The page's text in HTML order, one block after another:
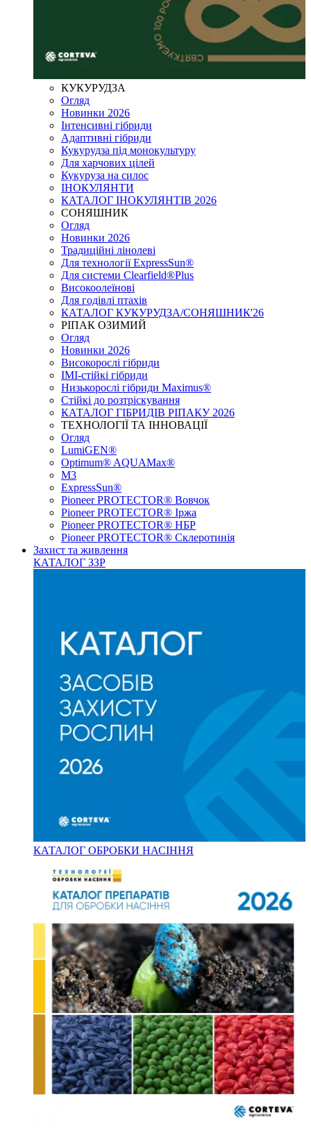
КУКУРУДЗА
Огляд
Новинки 2026
Інтенсивні гібриди
Адаптивні гібриди
Кукурудза під монокультуру
Для харчових цілей
Кукуруза на силос
ІНОКУЛЯНТИ
КАТАЛОГ ІНОКУЛЯНТІВ 2026
СОНЯШНИК
Огляд
Новинки 2026
Традиційні лінолеві
Для технології ExpressSun®
Для системи Clearfield®Plus
Високоолеїнові
Для годівлі птахів
КАТАЛОГ КУКУРУДЗА/СОНЯШНИК'26
РІПАК ОЗИМИЙ
Огляд
Новинки 2026
Високорослі гібриди
IMI-стійкі гібриди
Низькорослі гібриди Maximus®
Стійкі до розтріскування
КАТАЛОГ ГІБРИДІВ РІПАКУ 2026
ТЕХНОЛОГІЇ ТА ІННОВАЦІЇ
Огляд
LumiGEN®
Optimum® AQUAMax®
М3
ExpressSun®
Pioneer PROTECTOR® Вовчок
Pioneer PROTECTOR® Іржа
Pioneer PROTECTOR® НБР
Pioneer PROTECTOR® Склеротинія
Захист та живлення
КАТАЛОГ ЗЗР
КАТАЛОГ ОБРОБКИ НАСІННЯ